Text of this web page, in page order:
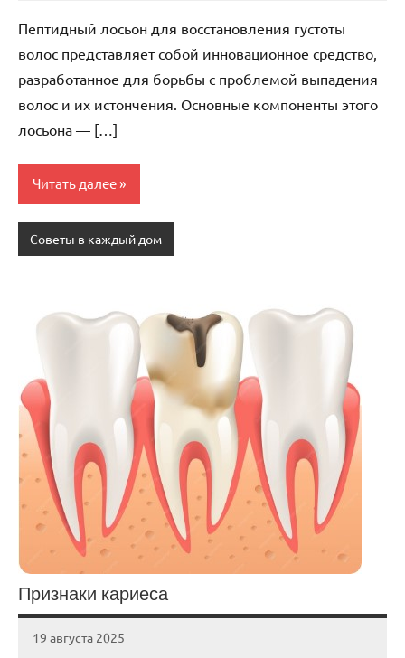
Пептидный лосьон для восстановления густоты
волос представляет собой инновационное средство,
разработанное для борьбы с проблемой выпадения
волос и их истончения. Основные компоненты этого
лосьона — […]
Читать далее
Советы в каждый дом
Признаки кариеса
19 августа 2025
Avtor
Нет